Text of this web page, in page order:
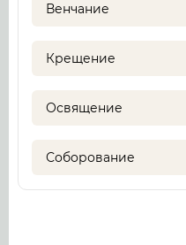
Венчание
Крещение
Освящение
Соборование